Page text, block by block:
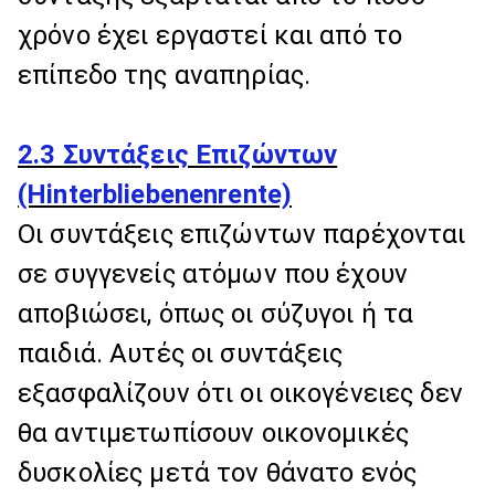
χρόνο έχει εργαστεί και από το
επίπεδο της αναπηρίας.
2.3 Συντάξεις Επιζώντων
(Hinterbliebenenrente)
Οι συντάξεις επιζώντων παρέχονται
σε συγγενείς ατόμων που έχουν
αποβιώσει, όπως οι σύζυγοι ή τα
παιδιά. Αυτές οι συντάξεις
εξασφαλίζουν ότι οι οικογένειες δεν
θα αντιμετωπίσουν οικονομικές
δυσκολίες μετά τον θάνατο ενός